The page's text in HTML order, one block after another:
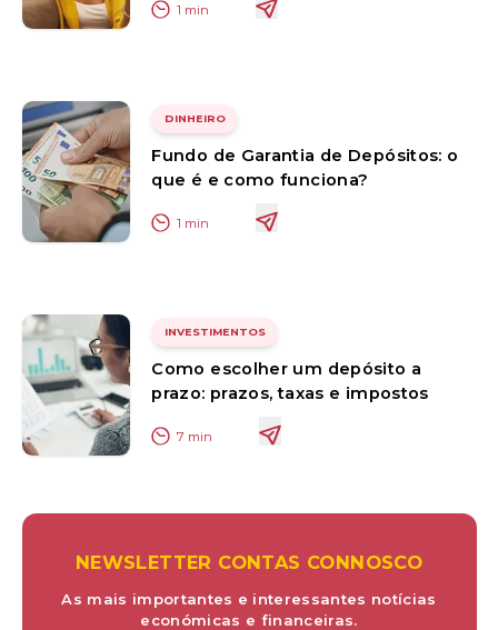
1 min
DINHEIRO
Fundo de Garantia de Depósitos: o
que é e como funciona?
1 min
INVESTIMENTOS
Como escolher um depósito a
prazo: prazos, taxas e impostos
7 min
NEWSLETTER CONTAS CONNOSCO
As mais importantes e interessantes notícias
económicas e financeiras.